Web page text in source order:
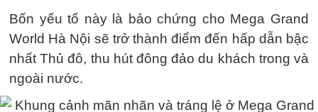
Bốn yếu tố này là bảo chứng cho Mega Grand
World Hà Nội sẽ trở thành điểm đến hấp dẫn bậc
nhất Thủ đô, thu hút đông đảo du khách trong và
ngoài nước.